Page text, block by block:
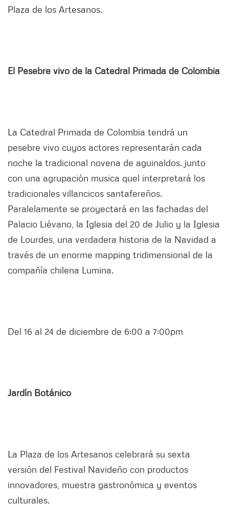
Plaza de los Artesanos.
El Pesebre vivo de la Catedral Primada de Colombia
La Catedral Primada de Colombia tendrá un
pesebre vivo cuyos actores representarán cada
noche la tradicional novena de aguinaldos. junto
con una agrupación musica quel interpretará los
tradicionales villancicos santafereños.
Paralelamente se proyectará en las fachadas del
Palacio Liévano, la Iglesia del 20 de Julio y la Iglesia
de Lourdes, una verdadera historia de la Navidad a
través de un enorme mapping tridimensional de la
compañía chilena Lumina.
Del 16 al 24 de diciembre de 6:00 a 7:00pm
Jardín Botánico
La Plaza de los Artesanos celebrará su sexta
versión del Festival Navideño con productos
innovadores, muestra gastronómica y eventos
culturales.